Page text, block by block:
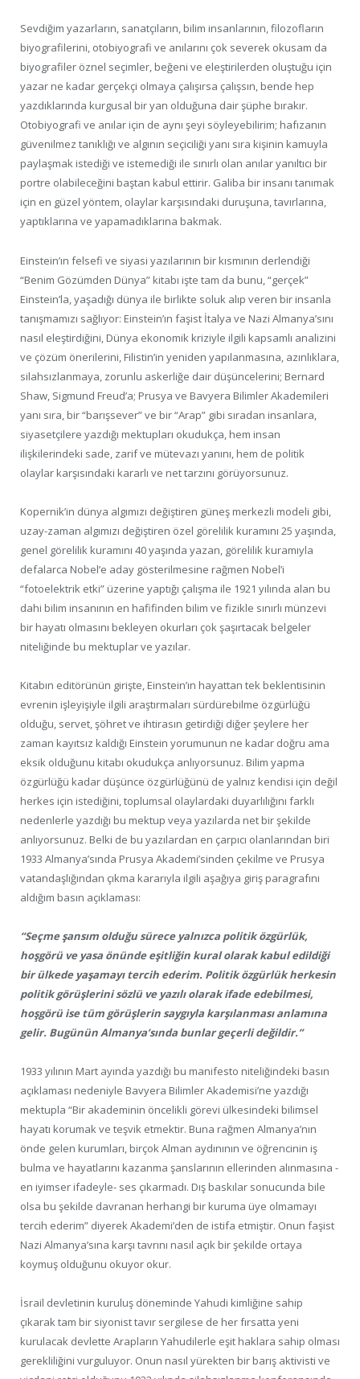
Sevdiğim yazarların, sanatçıların, bilim insanlarının, filozofların
biyografilerini, otobiyografi ve anılarını çok severek okusam da
biyografiler öznel seçimler, beğeni ve eleştirilerden oluştuğu için
yazar ne kadar gerçekçi olmaya çalışırsa çalışsın, bende hep
yazdıklarında kurgusal bir yan olduğuna dair şüphe bırakır.
Otobiyografi ve anılar için de aynı şeyi söyleyebilirim; hafızanın
güvenilmez tanıklığı ve algının seçiciliği yanı sıra kişinin kamuyla
paylaşmak istediği ve istemediği ile sınırlı olan anılar yanıltıcı bir
portre olabileceğini baştan kabul ettirir. Galiba bir insanı tanımak
için en güzel yöntem, olaylar karşısındaki duruşuna, tavırlarına,
yaptıklarına ve yapamadıklarına bakmak.
Einstein’ın felsefi ve siyasi yazılarının bir kısmının derlendiği
“Benim Gözümden Dünya” kitabı işte tam da bunu, “gerçek”
Einstein’la, yaşadığı dünya ile birlikte soluk alıp veren bir insanla
tanışmamızı sağlıyor: Einstein’ın faşist İtalya ve Nazi Almanya’sını
nasıl eleştirdiğini, Dünya ekonomik kriziyle ilgili kapsamlı analizini
ve çözüm önerilerini, Filistin’in yeniden yapılanmasına, azınlıklara,
silahsızlanmaya, zorunlu askerliğe dair düşüncelerini; Bernard
Shaw, Sigmund Freud’a; Prusya ve Bavyera Bilimler Akademileri
yanı sıra, bir “barışsever” ve bir “Arap” gibi sıradan insanlara,
siyasetçilere yazdığı mektupları okudukça, hem insan
ilişkilerindeki sade, zarif ve mütevazı yanını, hem de politik
olaylar karşısındaki kararlı ve net tarzını görüyorsunuz.
Kopernik’in dünya algımızı değiştiren güneş merkezli modeli gibi,
uzay-zaman algımızı değiştiren özel görelilik kuramını 25 yaşında,
genel görelilik kuramını 40 yaşında yazan, görelilik kuramıyla
defalarca Nobel’e aday gösterilmesine rağmen Nobel’i
“fotoelektrik etki” üzerine yaptığı çalışma ile 1921 yılında alan bu
dahi bilim insanının en hafifinden bilim ve fizikle sınırlı münzevi
bir hayatı olmasını bekleyen okurları çok şaşırtacak belgeler
niteliğinde bu mektuplar ve yazılar.
Kitabın editörünün girişte, Einstein’ın hayattan tek beklentisinin
evrenin işleyişiyle ilgili araştırmaları sürdürebilme özgürlüğü
olduğu, servet, şöhret ve ihtirasın getirdiği diğer şeylere her
zaman kayıtsız kaldığı Einstein yorumunun ne kadar doğru ama
eksik olduğunu kitabı okudukça anlıyorsunuz. Bilim yapma
özgürlüğü kadar düşünce özgürlüğünü de yalnız kendisi için değil
herkes için istediğini, toplumsal olaylardaki duyarlılığını farklı
nedenlerle yazdığı bu mektup veya yazılarda net bir şekilde
anlıyorsunuz. Belki de bu yazılardan en çarpıcı olanlarından biri
1933 Almanya’sında Prusya Akademi’sinden çekilme ve Prusya
vatandaşlığından çıkma kararıyla ilgili aşağıya giriş paragrafını
aldığım basın açıklaması:
“Seçme şansım olduğu sürece yalnızca politik özgürlük,
hoşgörü ve yasa önünde eşitliğin kural olarak kabul edildiği
bir ülkede yaşamayı tercih ederim. Politik özgürlük herkesin
politik görüşlerini sözlü ve yazılı olarak ifade edebilmesi,
hoşgörü ise tüm görüşlerin saygıyla karşılanması anlamına
gelir. Bugünün Almanya’sında bunlar geçerli değildir.”
1933 yılının Mart ayında yazdığı bu manifesto niteliğindeki basın
açıklaması nedeniyle Bavyera Bilimler Akademisi’ne yazdığı
mektupla “Bir akademinin öncelikli görevi ülkesindeki bilimsel
hayatı korumak ve teşvik etmektir. Buna rağmen Almanya’nın
önde gelen kurumları, birçok Alman aydınının ve öğrencinin iş
bulma ve hayatlarını kazanma şanslarının ellerinden alınmasına -
en iyimser ifadeyle- ses çıkarmadı. Dış baskılar sonucunda bile
olsa bu şekilde davranan herhangi bir kuruma üye olmamayı
tercih ederim” diyerek Akademi’den de istifa etmiştir. Onun faşist
Nazi Almanya’sına karşı tavrını nasıl açık bir şekilde ortaya
koymuş olduğunu okuyor okur.
İsrail devletinin kuruluş döneminde Yahudi kimliğine sahip
çıkarak tam bir siyonist tavır sergilese de her fırsatta yeni
kurulacak devlette Arapların Yahudilerle eşit haklara sahip olması
gerekliliğini vurguluyor. Onun nasıl yürekten bir barış aktivisti ve